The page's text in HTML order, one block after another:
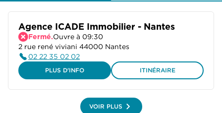
Agence ICADE Immobilier - Nantes
Fermé.Ouvre à 09:30
2 rue rené viviani 44000 Nantes
02 22 35 02 02
PLUS D'INFO ITINÉRAIRE
VOIR PLUS